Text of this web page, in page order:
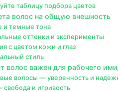
таблицу подбора цветов
волос на общую внешность
и темные тона
оттенки и эксперименты
с цветом кожи и глаз
стиль
волос важен для рабочего
волосы — уверенность и
свобода и игривость